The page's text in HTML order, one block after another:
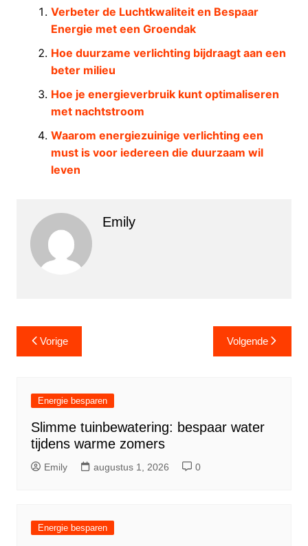
Verbeter de Luchtkwaliteit en Bespaar
Energie met een Groendak
Hoe duurzame verlichting bijdraagt aan een
beter milieu
Hoe je energieverbruik kunt optimaliseren
met nachtstroom
Waarom energiezuinige verlichting een
must is voor iedereen die duurzaam wil
leven
Emily
Berichtnavigatie
Vorige Volgende
Energie besparen
Slimme tuinbewatering: bespaar water
tijdens warme zomers
Emily augustus 1, 2026 0
Energie besparen